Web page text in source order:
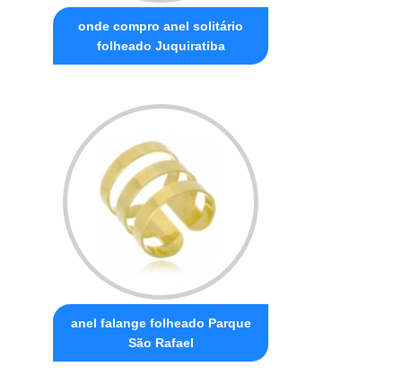
onde compro anel solitário
folheado Juquiratiba
anel falange folheado Parque
São Rafael